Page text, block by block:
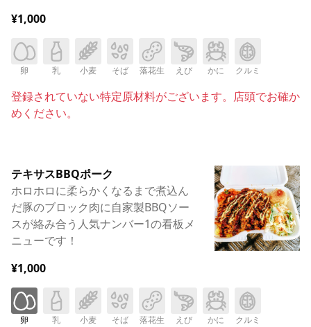
¥1,000
卵 乳 小麦 そば 落花生 えび かに クルミ
登録されていない特定原材料がございます。店頭でお確か
めください。
テキサスBBQポーク
ホロホロに柔らかくなるまで煮込ん
だ豚のブロック肉に自家製BBQソー
スが絡み合う人気ナンバー1の看板メ
ニューです！
¥1,000
卵 乳 小麦 そば 落花生 えび かに クルミ